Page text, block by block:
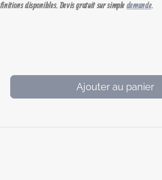
disponibles. Devis gratuit sur simpledemande.
Ajouter au panier